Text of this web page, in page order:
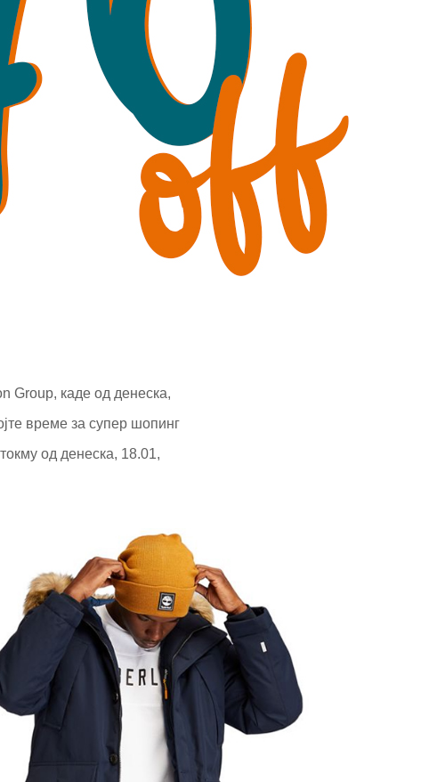
Group, каде од денеска,
време за супер шопинг
од денеска, 18.01,